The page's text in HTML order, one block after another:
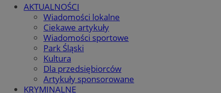
AKTUALNOŚCI
Wiadomości lokalne
Ciekawe artykuły
Wiadomości sportowe
Park Śląski
Kultura
Dla przedsiębiorców
Artykuły sponsorowane
KRYMINALNE